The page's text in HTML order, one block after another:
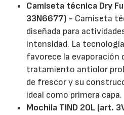
Camiseta técnica Dry
33N6677) - Camiseta
diseñada para
intensidad. La
favorece la evaporación
tratamiento antiolor
de frescor y su
ideal como primera capa.
Mochila TIND 20L (art.